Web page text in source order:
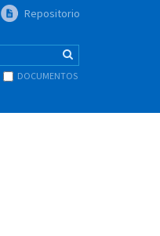
Repositorio
DOCUMENTOS